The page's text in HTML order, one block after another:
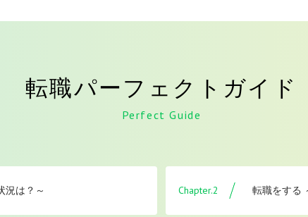
転職パーフェクトガイド
Perfect Guide
況は？～ Chapter.2 転職をする